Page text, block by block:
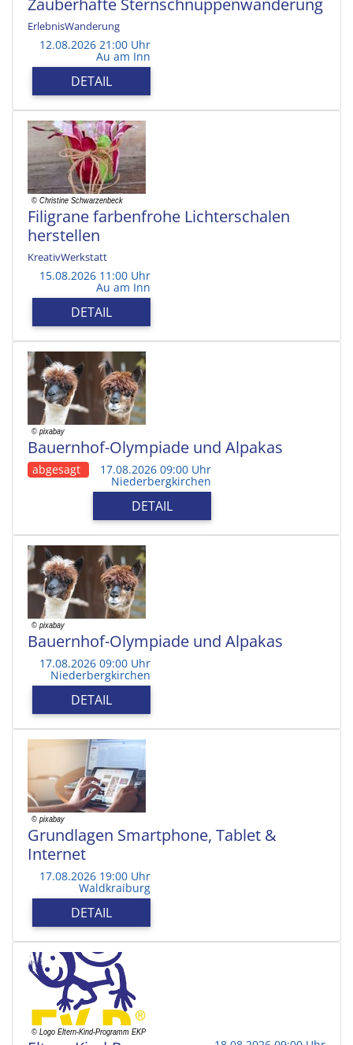
ErlebnisWanderung
12.08.2026 21:00 Uhr
Au am Inn
DETAIL
Filigrane farbenfrohe Lichterschalen
herstellen
KreativWerkstatt
15.08.2026 11:00 Uhr
Au am Inn
DETAIL
Bauernhof-Olympiade und Alpakas
abgesagt 17.08.2026 09:00 Uhr
Niederbergkirchen
DETAIL
Bauernhof-Olympiade und Alpakas
17.08.2026 09:00 Uhr
Niederbergkirchen
DETAIL
Grundlagen Smartphone, Tablet &
Internet
17.08.2026 19:00 Uhr
Waldkraiburg
DETAIL